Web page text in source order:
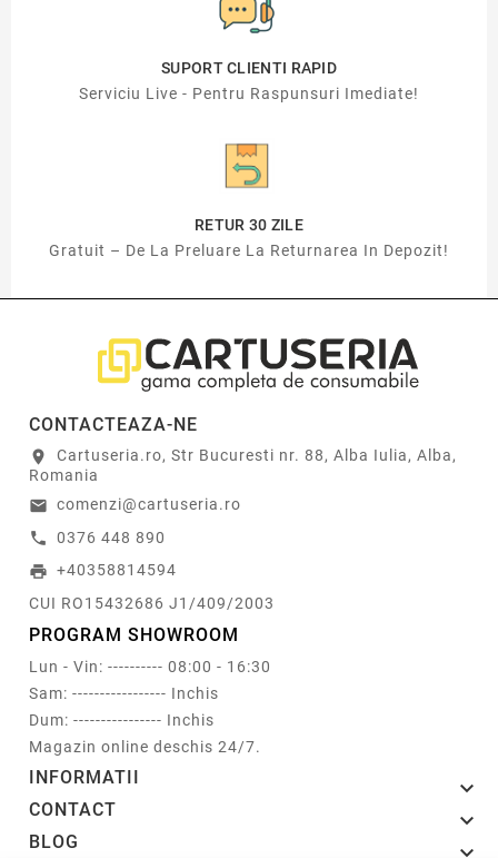
SUPORT CLIENTI RAPID
Serviciu Live - Pentru Raspunsuri Imediate!
RETUR 30 ZILE
Gratuit – De La Preluare La Returnarea In Depozit!
CONTACTEAZA-NE
location_on
Cartuseria.ro, Str Bucuresti nr. 88, Alba Iulia, Alba,
Romania
email comenzi@cartuseria.ro
call 0376 448 890
print +40358814594
CUI RO15432686 J1/409/2003
PROGRAM SHOWROOM
Lun - Vin: ---------- 08:00 - 16:30
Sam: ----------------- Inchis
Dum: ---------------- Inchis
Magazin online deschis 24/7.
INFORMATII 
CONTACT 
BLOG